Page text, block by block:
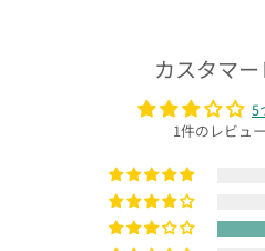
カスタマ
5
1件のレビュ